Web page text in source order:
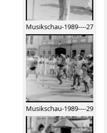
Musikschau-1989----27
Musikschau-1989----29